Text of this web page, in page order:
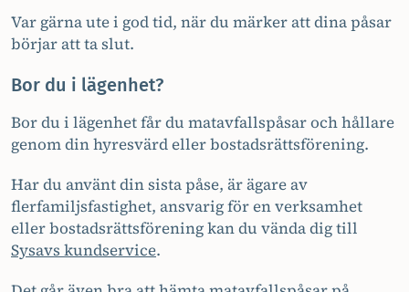
Var gärna ute i god tid, när du märker att dina påsar
börjar att ta slut.
Bor du i lägenhet?
Bor du i lägenhet får du matavfallspåsar och hållare
genom din hyresvärd eller bostadsrättsförening.
Har du använt din sista påse, är ägare av
flerfamiljsfastighet, ansvarig för en verksamhet
eller bostadsrättsförening kan du vända dig till
Sysavs kundservice.